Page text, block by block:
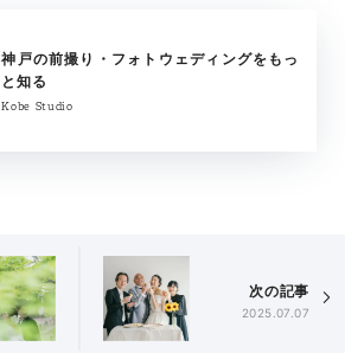
神戸の前撮り・フォトウェディングをもっ
と知る
Kobe Studio
次の記事
2025.07.07